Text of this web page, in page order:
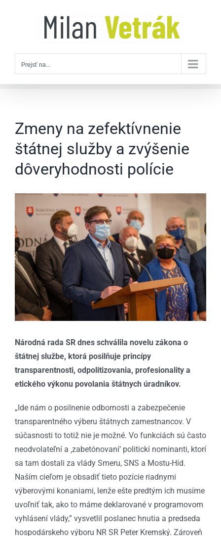
Prejsť na...
Zmeny na zefektívnenie
štátnej služby a zvýšenie
dôveryhodnosti polície
väčší
obrázok
Národná rada SR dnes schválila novelu zákona o
štátnej službe, ktorá posilňuje princípy
transparentnosti, odpolitizovania, profesionality a
etického výkonu povolania štátnych úradníkov.
„Ide nám o posilnenie odbornosti a zabezpečenie
transparentného výberu štátnych zamestnancov. V
súčasnosti to totiž nie je možné. Vo funkciách sú často
neodvolateľní a ‚zabetónovaní‘ politickí nominanti, ktorí
sa tam dostali za vlády Smeru, SNS a Mostu-Híd.
Naším cieľom je obsadiť tieto pozície riadnymi
výberovými konaniami, lenže ešte predtým ich musíme
uvoľniť tak, ako to máme deklarované v programovom
vyhlásení vlády,” vysvetlil poslanec hnutia a predseda
hospodárskeho výboru NR SR Peter Kremský. Zároveň